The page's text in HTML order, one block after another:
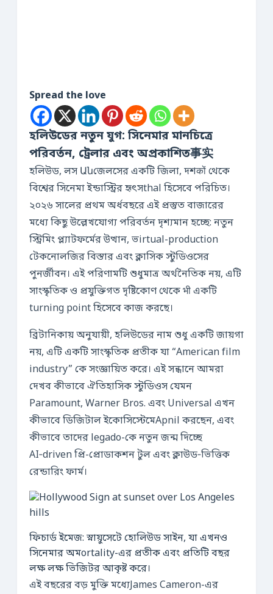
Spread the love
হলিউডের নতুন যুগ: সিনেমার মানচিত্রে
পরিবর্তন, ট্রেলার এবং অপ্রকাশিত事实
হলিউড, লস Անজেলসের একটি জিলা, দশकों থেকে
বিশ্বের সিনেমা ইন্ডাস্ট্রির হৃৎসthal হিসেবে পরিচিত।
২০২৬ সালের প্রথম অর্ধবছরে এই প্রস্তুত বাজারের
মধ্যে কিছু উল্লেখযোগ্য পরিবর্তন দৃশ্যমান হচ্ছে: নতুন
স্ট্রিমিং প্ল্যাটফর্মের উত্থান, ভirtual-production
টেকনোলজির বিস্তার এবং ক্লাসিক স্টুডিওসের
পুনর্জীবন। এই পরিণামটি শুধুমাত্র অর্থনৈতিক নয়, এটি
সাংস্কৃতিক ও প্রযুক্তিগত দৃষ্টিকোণ থেকে भी একটি
turning point হিসেবে কাজ করছে।
ব্রিটানিকায় অনুযায়ী, হলিউডের নাম শুধু একটি জায়গা
নয়, এটি একটি সাংস্কৃতিক প্রতীক যা “American film
industry” কে সংজ্ঞায়িত করে। এই সন্ধানে আমরা
দেখব কীভাবে ঐতিহাসিক স্টুডিওস যেমন
Paramount, Warner Bros. এবং Universal এখন
কীভাবে ডিজিটাল ইকোসিস্টেমেApnil করছেন, এবং
কীভাবে তাদের legado-কে নতুন জন্ম দিচ্ছে
AI‑driven প্রি-প্রোডাকশন টুল এবং ক্লাউড‑ভিত্তিক
রেন্ডারিং ফার্ম।
ফিচার্ড ইমেজ: স্নায়ুসেটে হোলিউড সাইন, যা এখনও
সিনেমার অমortality-এর প্রতীক এবং প্রতিটি বছর
লক্ষ লক্ষ ভিজিটর আকৃষ্ট করে।
এই বছরের বড় মুক্তি মধ্যেJames Cameron-এর